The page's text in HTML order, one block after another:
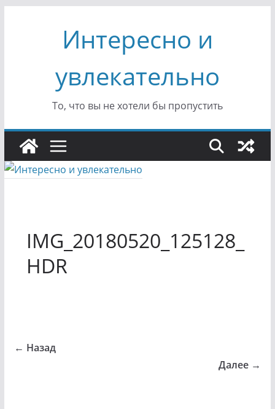
содержимомуИнтересно и
увлекательно
То, что вы не хотели бы пропустить
IMG_20180520_125128_
HDR
← Назад
Далее →